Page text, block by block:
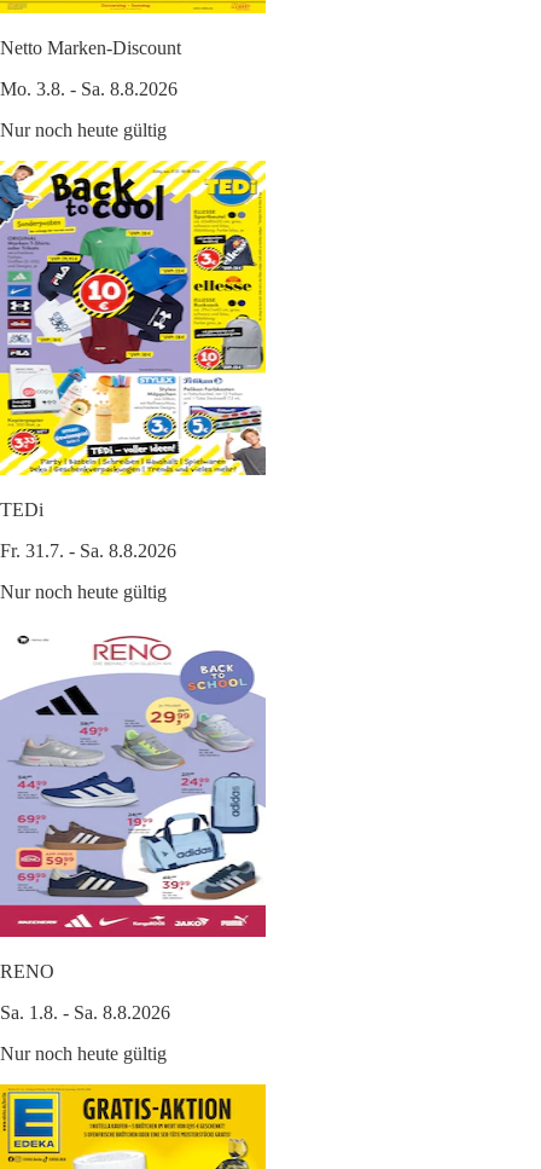
Netto Marken-Discount
Mo. 3.8. - Sa. 8.8.2026
Nur noch heute gültig
TEDi
Fr. 31.7. - Sa. 8.8.2026
Nur noch heute gültig
RENO
Sa. 1.8. - Sa. 8.8.2026
Nur noch heute gültig